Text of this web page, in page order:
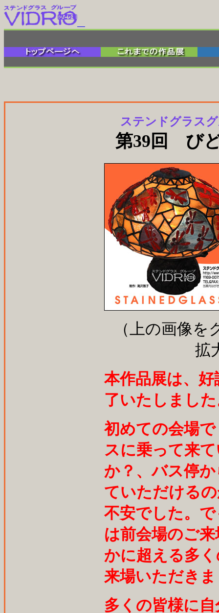
ステンドグラス
第39 回 び
（上の画像
拡
本作品展は、
了いたしまし
初めての会場
スに乗って来
か？、バス停
ていただける
不安でした。
は前会場のご
かに超える多
来場いただき
多くの皆様に